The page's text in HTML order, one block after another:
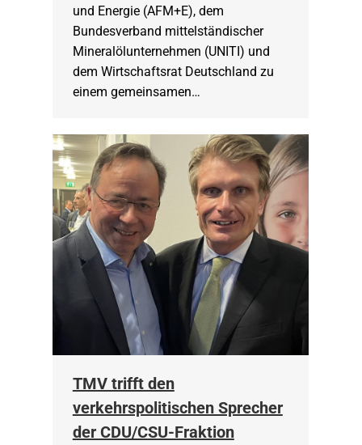
und Energie (AFM+E), dem
Bundesverband mittelständischer
Mineralölunternehmen (UNITI) und
dem Wirtschaftsrat Deutschland zu
einem gemeinsamen…
TMV trifft den
verkehrspolitischen Sprecher
der CDU/CSU-Fraktion